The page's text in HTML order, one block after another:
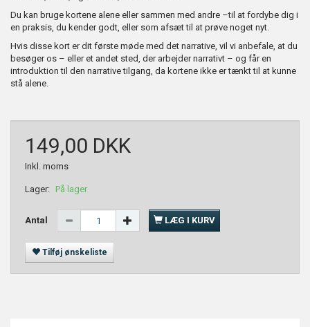
Du kan bruge kortene alene eller sammen med andre –til at fordybe dig i
en praksis, du kender godt, eller som afsæt til at prøve noget nyt.
Hvis disse kort er dit første møde med det narrative, vil vi anbefale, at du
besøger os – eller et andet sted, der arbejder narrativt – og får en
introduktion til den narrative tilgang, da kortene ikke er tænkt til at kunne
stå alene.
149,00 DKK
Inkl. moms
Lager: På lager
Antal LÆG I KURV
Tilføj ønskeliste